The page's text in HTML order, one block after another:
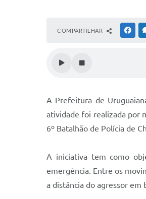
COMPARTILHAR
A Prefeitura de
atividade foi realizada por
6º Batalhão de Polícia de
A iniciativa tem como
emergência. Entre os
a distância do agressor em